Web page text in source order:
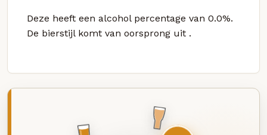
Deze heeft een alcohol percentage van 0.0%.
De bierstijl komt van oorsprong uit .